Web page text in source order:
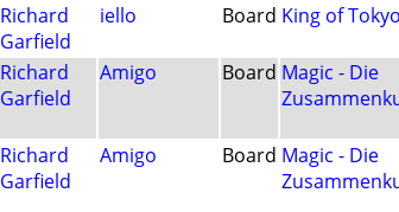
Richard
Garfield
iello Board King of Tokyo
Richard
Garfield
Amigo Board Magic - Die
Richard
Garfield
Amigo Board Magic - Die